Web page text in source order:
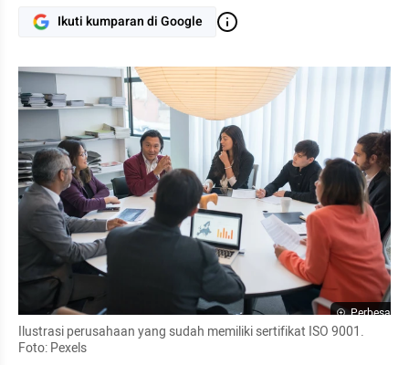
Ikuti kumparan di Google
Perbesar
Ilustrasi perusahaan yang sudah memiliki sertifikat ISO 9001.
Foto: Pexels